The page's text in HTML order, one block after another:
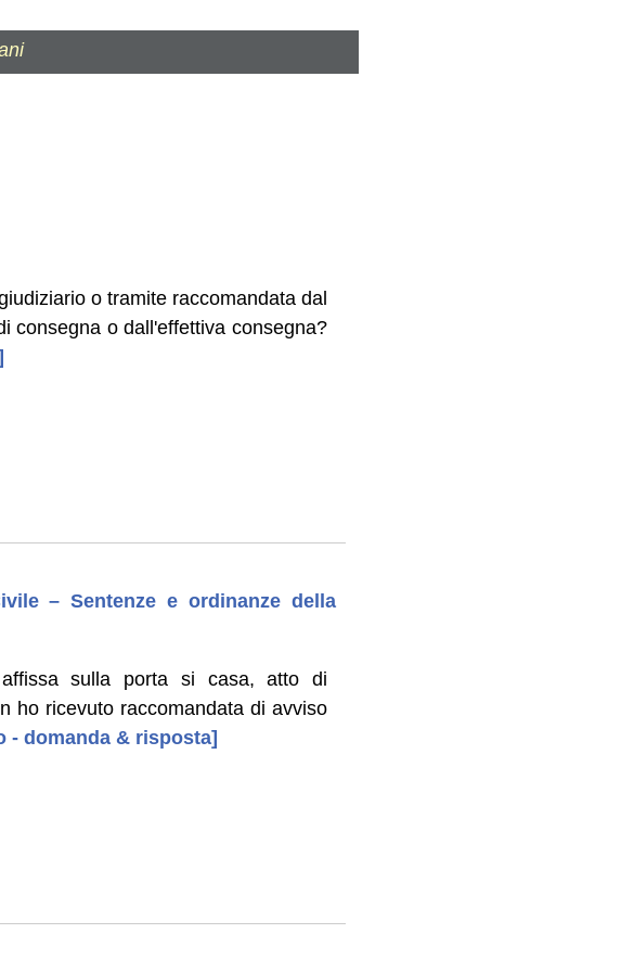
o tramite raccomandata dal
consegna o dall'effettiva consegna?
– Sentenze e ordinanze della
sulla porta si casa, atto di
ho ricevuto raccomandata di avviso
- domanda & risposta]